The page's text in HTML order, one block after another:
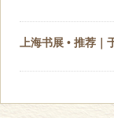
上海书展 • 推荐｜